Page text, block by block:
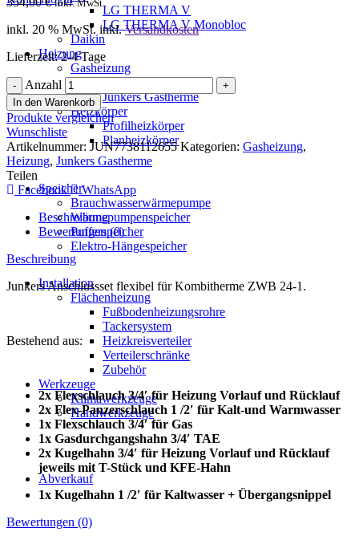
LG THERMA V
LG THERMA V Monobloc
Daikin
Heizung
Gasheizung
Vaillant Gastherme
Junkers Gastherme
Heizkörper
Profilheizkörper
Planheizkörper
Speicher
Brauchwasserwärmepumpe
Wärmepumpenspeicher
Pufferspeicher
Elektro-Hängespeicher
Installation
Flächenheizung
Fußbodenheizungsrohre
Tackersystem
Heizkreisverteiler
Verteilerschränke
Zubehör
Werkzeuge
Klimawerkzeuge
Handwerkzeuge
Abverkauf
inkl. MwSt.
inkl. 20 % MwSt. inkl.Versandkosten
Lieferzeit: 2-4 Tage
Anzahl
In den Warenkorb
Produkte vergleichen
Wunschliste
Artikelnummer: JUN7738112655 Kategorien: Gasheizung,
Heizung, Junkers Gastherme
Teilen
Facebook
WhatsApp
Beschreibung
Bewertungen (0)
Beschreibung
Junkers Anschlussset flexibel für Kombitherme ZWB 24-1.
Bestehend aus:
2x Flexschlauch 3/4′ für Heizung Vorlauf und Rücklauf
2x Flex-Panzerschlauch 1 /2′ für Kalt-und Warmwasser
1x Flexschlauch 3/4′ für Gas
1x Gasdurchgangshahn 3/4′ TAE
2x Kugelhahn 3/4′ für Heizung Vorlauf und Rücklauf
jeweils mit T-Stück und KFE-Hahn
1x Kugelhahn 1 /2′ für Kaltwasser + Übergangsnippel
Bewertungen (0)